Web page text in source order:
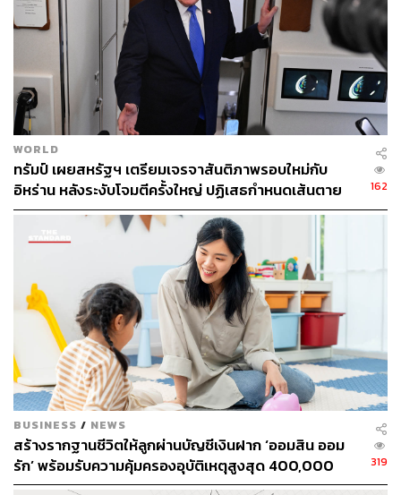
WORLD
ทรัมป์ เผยสหรัฐฯ เตรียมเจรจาสันติภาพรอบใหม่กับ
อิหร่าน หลังระงับโจมตีครั้งใหญ่ ปฏิเสธกำหนดเส้นตาย
บรรลุข้อตกลง
162
BUSINESS / NEWS
สร้างรากฐานชีวิตให้ลูกผ่านบัญชีเงินฝาก ‘ออมสิน ออม
รัก’ พร้อมรับความคุ้มครองอุบัติเหตุสูงสุด 400,000
บาท ดอกเบี้ยรับเต็ม ไม่เสียภาษี [Advertorial]
319